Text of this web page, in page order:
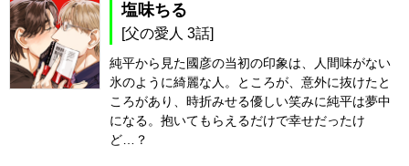
塩味ちる
[父の愛人 3話]
純平から見た國彦の当初の印象は、人間味がない
氷のように綺麗な人。ところが、意外に抜けたと
ころがあり、時折みせる優しい笑みに純平は夢中
になる。抱いてもらえるだけで幸せだったけ
ど…？